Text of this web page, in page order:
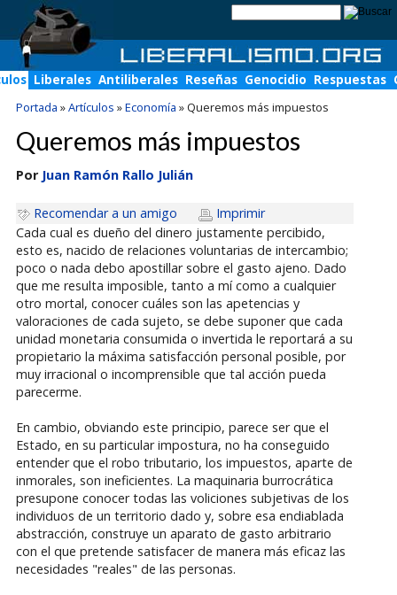
Liberales Antiliberales Reseñas Genocidio Respuestas
Portada »Artículos »Economía »Queremos más impuestos
Queremos más impuestos
Por Juan Ramón Rallo Julián
Recomendar a un amigo
Imprimir
Cada cual es dueño del dinero justamente percibido,
esto es, nacido de relaciones voluntarias de intercambio;
poco o nada debo apostillar sobre el gasto ajeno. Dado
que me resulta imposible, tanto a mí como a cualquier
otro mortal, conocer cuáles son las apetencias y
valoraciones de cada sujeto, se debe suponer que cada
unidad monetaria consumida o invertida le reportará a su
propietario la máxima satisfacción personal posible, por
muy irracional o incomprensible que tal acción pueda
parecerme.
En cambio, obviando este principio, parece ser que el
Estado, en su particular impostura, no ha conseguido
entender que el robo tributario, los impuestos, aparte de
inmorales, son ineficientes. La maquinaria burrocrática
presupone conocer todas las voliciones subjetivas de los
individuos de un territorio dado y, sobre esa endiablada
abstracción, construye un aparato de gasto arbitrario
con el que pretende satisfacer de manera más eficaz las
necesidades "reales" de las personas.